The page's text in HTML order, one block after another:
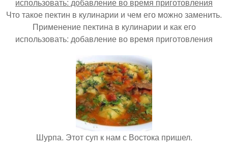
Что такое пектин в кулинарии и чем его можно заменить.
Применение пектина в кулинарии и как его
использовать: добавление во время приготовления
Шурпа. Этот суп к нам с Востока пришел.